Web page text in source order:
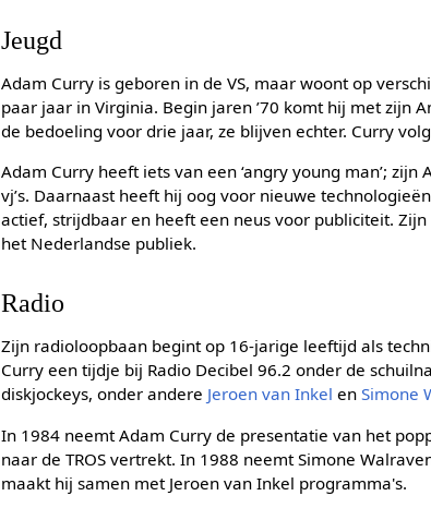
Jeugd
Adam Curry is geboren in de VS, maar woont op
paar jaar in Virginia. Begin jaren ’70 komt hij met zijn
de bedoeling voor drie jaar, ze blijven echter. Curry
Adam Curry heeft iets van een ‘angry young man’;
vj’s. Daarnaast heeft hij oog voor nieuwe
actief, strijdbaar en heeft een neus voor publiciteit.
het Nederlandse publiek.
Radio
Zijn radioloopbaan begint op 16-jarige leeftijd als
Curry een tijdje bij Radio Decibel 96.2 onder de
diskjockeys, onder andere Jeroen van Inkel enSimone
In 1984 neemt Adam Curry de presentatie van het
naar de TROS vertrekt. In 1988 neemt Simone
maakt hij samen met Jeroen van Inkel programma's.